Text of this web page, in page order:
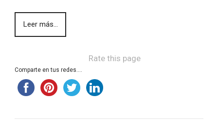
Leer más...
Rate this page
Comparte en tus redes....